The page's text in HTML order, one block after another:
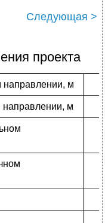
Следующая >
проекта
направлении, м
направлении, м